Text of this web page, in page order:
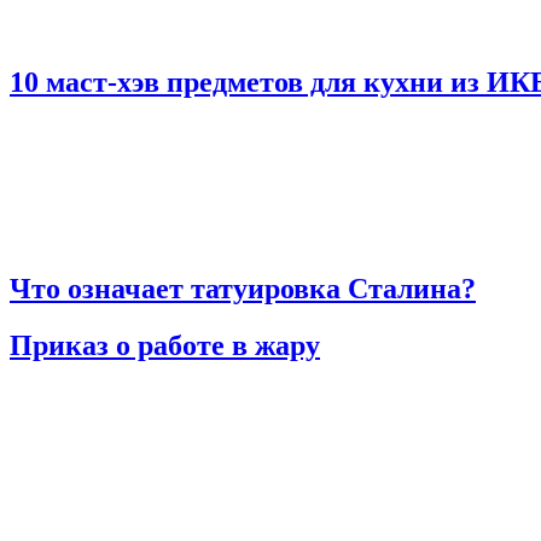
10 маст-хэв предметов для кухни из
Что означает татуировка Сталина?
Приказ о работе в жару